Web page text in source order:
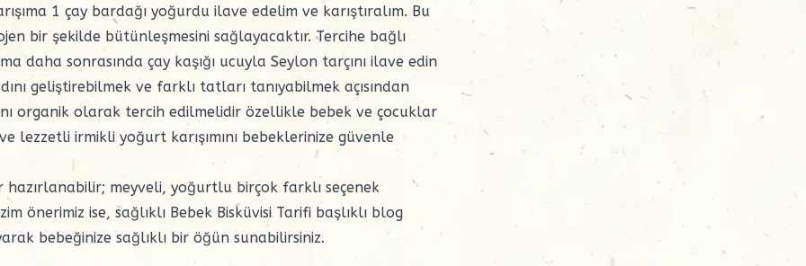
1 çay bardağı yoğurdu ilave edelim ve karıştıralım. Bu
bir şekilde bütünleşmesini sağlayacaktır. Tercihe bağlı
daha sonrasında çay kaşığı ucuyla Seylon tarçını ilave edin
geliştirebilmek ve farklı tatları tanıyabilmek açısından
organik olarak tercih edilmelidir özellikle bebek ve çocuklar
lezzetli irmikli yoğurt karışımını bebeklerinize güvenle
meyveli, yoğurtlu birçok farklı seçenek
önerimiz ise, sağlıklı Bebek Bisküvisi Tarifi başlıklı blog
bebeğinize sağlıklı bir öğün sunabilirsiniz.